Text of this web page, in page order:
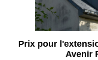
Prix pour
Avenir